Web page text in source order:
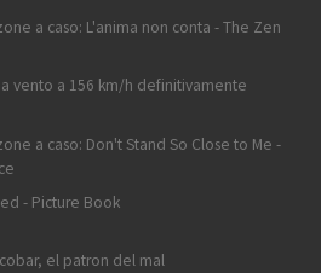
a caso: L'anima non conta - The Zen
vento a 156 km/h definitivamente
a caso: Don't Stand So Close to Me -
- Picture Book
el patron del mal